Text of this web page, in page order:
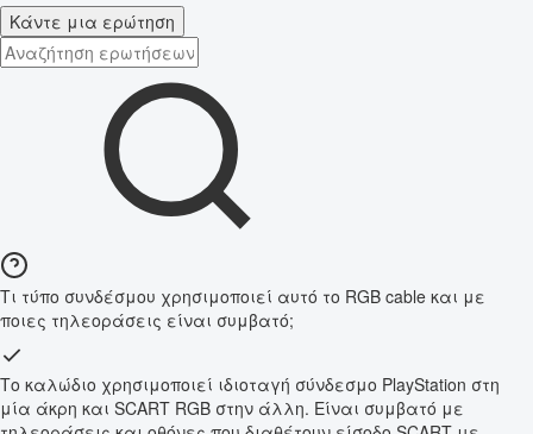
Κάντε μια ερώτηση
Τι τύπο συνδέσμου χρησιμοποιεί αυτό το RGB cable και με
ποιες τηλεοράσεις είναι συμβατό;
Το καλώδιο χρησιμοποιεί ιδιοταγή σύνδεσμο PlayStation στη
μία άκρη και SCART RGB στην άλλη. Είναι συμβατό με